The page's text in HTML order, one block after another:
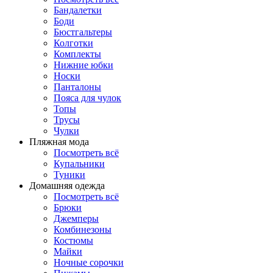
Бандалетки
Боди
Бюстгальтеры
Колготки
Комплекты
Нижние юбки
Носки
Панталоны
Поясa для чулок
Топы
Трусы
Чулки
Пляжная мода
Посмотреть всё
Купальники
Туники
Домашняя одежда
Посмотреть всё
Брюки
Джемперы
Комбинезоны
Костюмы
Майки
Ночные сорочки